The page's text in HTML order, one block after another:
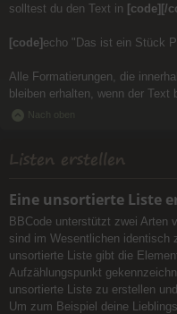
solltest du den Text in [code][/
[code]echo "Das ist ein Stück
Alle Formatierungen, die
bleiben erhalten, wenn der Text
Nach oben
Listen erstellen
Eine unsortierte Liste
BBCode unterstützt zwei Arten
sind im Wesentlichen identisch
unsortierte Liste gibt die
Aufzählungspunkt
unsortierte Liste zu erstellen
Um zum Beispiel deine